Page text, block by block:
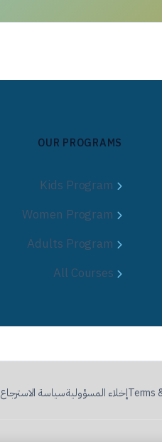
OUR PROGRAMS
Termsإخلاء المسؤوليةسياسة الاسترجاع